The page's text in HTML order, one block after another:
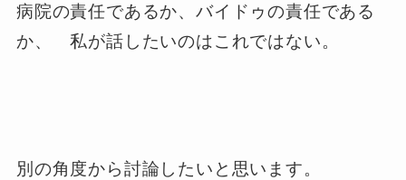
病院の責任であるか、バイドゥの責任である
か、 私が話したいのはこれではない。
別の角度から討論したいと思います。